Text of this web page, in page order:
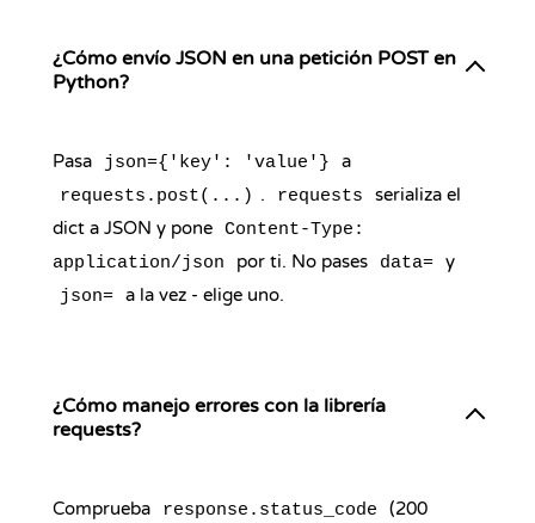
¿Cómo envío JSON en una petición POST en
Python?
Pasa json={'key': 'value'} a
requests.post(...) . requests
serializa el
dict a JSON y pone Content-Type:
application/json
por ti. No pases data= y
json= a la vez - elige uno.
¿Cómo manejo errores con la librería
requests?
Comprueba response.status_code
(200